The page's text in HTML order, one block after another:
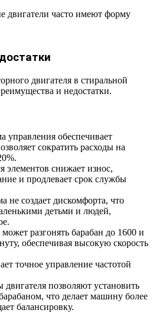
двигатели часто имеют форму
двигателя в стиральной
и недостатки.
управления обеспечивает
сократить расходы на
элементов снижает износ,
и продлевает срок службы
не создает дискомфорта, что
детьми и людей,
разгонять барабан до 1600 и
обеспечивая высокую скорость
точное управление частотой
позволяют установить
что делает машину более
балансировку.